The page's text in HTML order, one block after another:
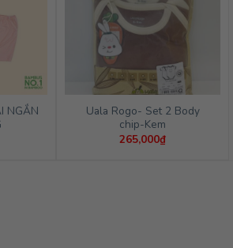
NGẮN
Uala Rogo- Set 2 Body
chip-Kem
265,000₫